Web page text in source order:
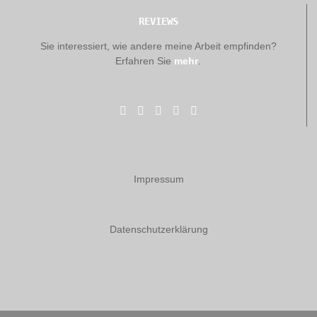
REVIEWS
Sie interessiert, wie andere meine Arbeit empfinden?
Erfahren Sie mehr
Impressum
Datenschutzerklärung